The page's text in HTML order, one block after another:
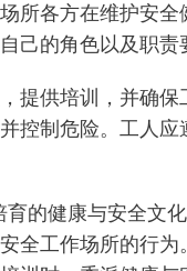
所各方在维护安
己的角色以及职责
提供培训，并确
控制危险。工人
的健康与安全文
全工作场所的行